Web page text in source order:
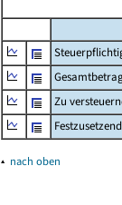
Zu
▴ nach oben